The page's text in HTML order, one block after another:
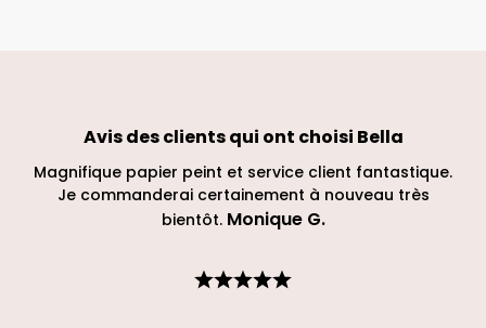
Avis des clients qui ont choisi Bella
Magnifique papier peint et service client fantastique.
Je commanderai certainement à nouveau très
bientôt. Monique G.